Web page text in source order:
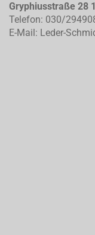
Gryphiusstraße 28
Telefon: 030/
E-Mail: Leder-